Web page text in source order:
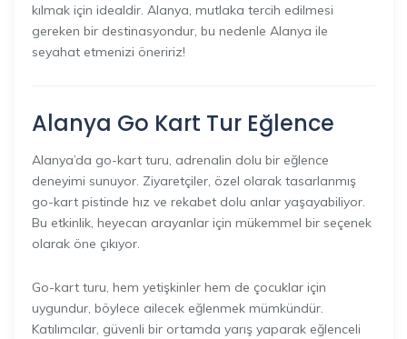
kılmak için idealdir. Alanya, mutlaka tercih edilmesi
gereken bir destinasyondur, bu nedenle Alanya ile
seyahat etmenizi öneririz!
Alanya Go Kart Tur Eğlence
Alanya’da go-kart turu, adrenalin dolu bir eğlence
deneyimi sunuyor. Ziyaretçiler, özel olarak tasarlanmış
go-kart pistinde hız ve rekabet dolu anlar yaşayabiliyor.
Bu etkinlik, heyecan arayanlar için mükemmel bir seçenek
olarak öne çıkıyor.
Go-kart turu, hem yetişkinler hem de çocuklar için
uygundur, böylece ailecek eğlenmek mümkündür.
Katılımcılar, güvenli bir ortamda yarış yaparak eğlenceli